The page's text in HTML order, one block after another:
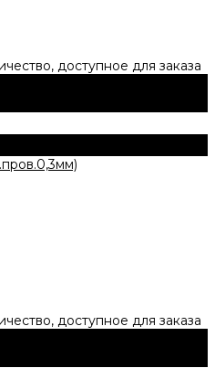
доступное для заказа
доступное для заказа